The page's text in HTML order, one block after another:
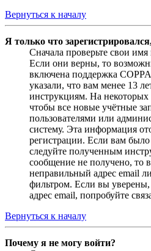
Вернуться к началу
Я только что
Сначала проверьте свои имя
Если они верны, то
включена поддержка
указали, что вам менее 13
инструкциям. На некоторых
чтобы все новые учётные
пользователями или
систему. Эта информация
регистрации. Если вам
следуйте полученным
сообщение не получено, то
неправильный адрес email
фильтром. Если вы
адрес email, попробуйте
Вернуться к началу
Почему я не могу войти?